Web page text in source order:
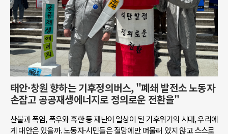
태안·창원 향하는 기후정의버스, "폐쇄 발전소 노동자
손잡고 공공재생에너지로 정의로운 전환을"
산불과 폭염, 폭우와 혹한 등 재난이 일상이 된 기후위기의 시대, 우리에
게 대안은 있을까. 노동자·시민들은 절망에만 머물러 있지 않고 스스로